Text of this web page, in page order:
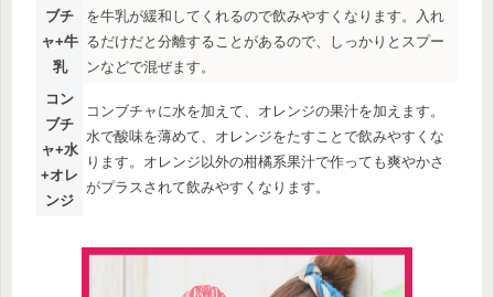
ブチ
ャ+牛
乳
を牛乳が緩和してくれるので飲みやすくなります。入れ
るだけだと分離することがあるので、しっかりとスプー
ンなどで混ぜます。
コン
ブチ
ャ+水
+オレ
ンジ
コンブチャに水を加えて、オレンジの果汁を加えます。
水で酸味を薄めて、オレンジをたすことで飲みやすくな
ります。オレンジ以外の柑橘系果汁で作っても爽やかさ
がプラスされて飲みやすくなります。